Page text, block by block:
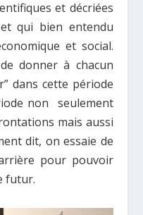
et décriées
qui bien entendu
et social.
donner à chacun
dans cette période
non seulement
mais aussi
dit, on essaie de
pour pouvoir
futur.